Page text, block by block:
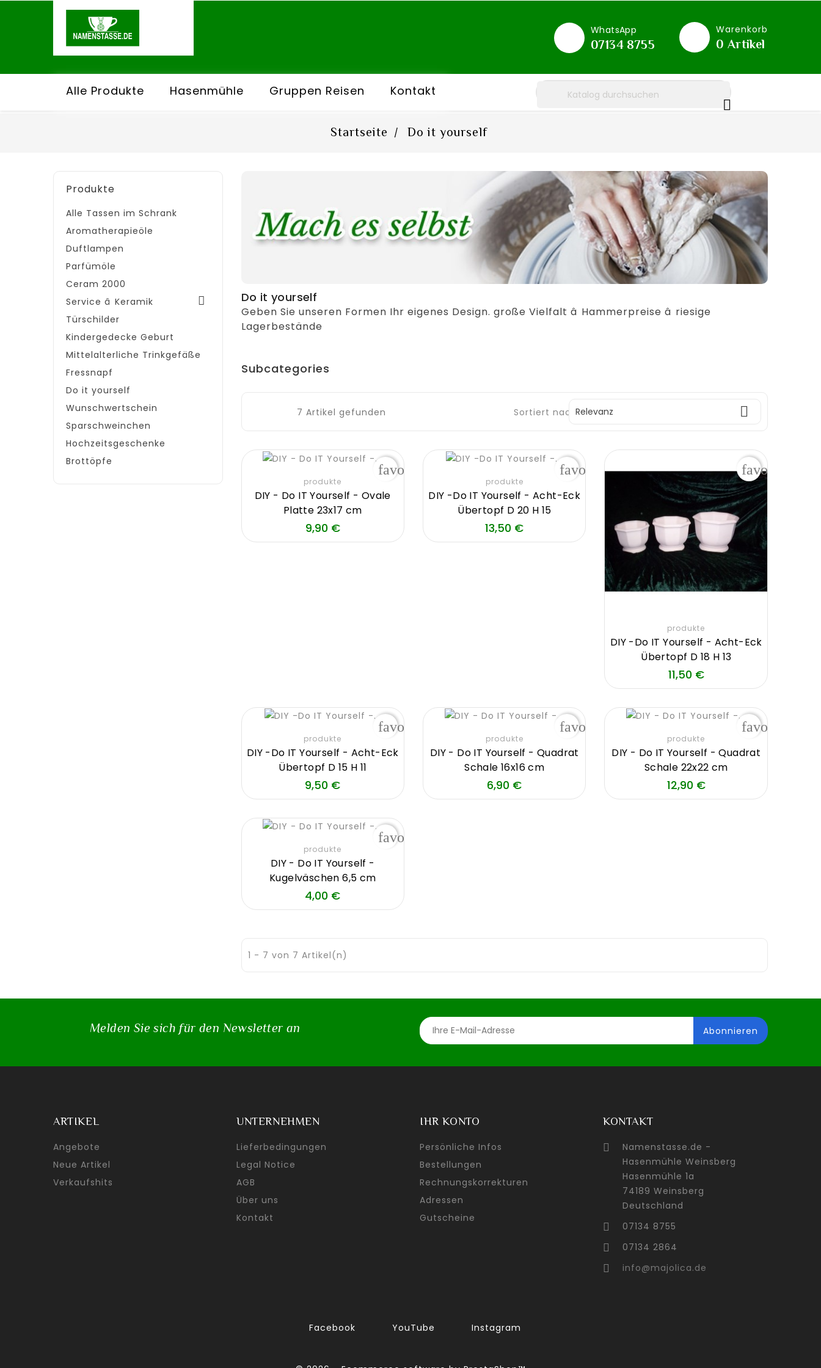
Warenkorb
0 Artikel
WhatsApp
07134 8755

Alle Produkte Hasenmühle Gruppen Reisen Kontakt
Startseite Do it yourself
Produkte
Alle Tassen im Schrank
Aromatherapieöle
Duftlampen
Parfümöle
Ceram 2000
Service â Keramik

Türschilder
Kindergedecke Geburt
Mittelalterliche Trinkgefäße
Fressnapf
Do it yourself
Wunschwertschein
Sparschweinchen
Hochzeitsgeschenke
Brottöpfe
Do it yourself
Geben Sie unseren Formen Ihr eigenes Design. große Vielfalt â Hammerpreise â riesige
Lagerbestände
Subcategories
7 Artikel gefunden Sortiert nach:Relevanz 
produkte
DIY - Do IT Yourself - Ovale
Platte 23x17 cm
9,90 €Preis
favorite_border
produkte
DIY -Do IT Yourself - Acht-Eck
Übertopf D 20 H 15
13,50 €Preis
favorite_border
produkte
DIY -Do IT Yourself - Acht-Eck
Übertopf D 18 H 13
11,50 €Preis
produkte
DIY -Do IT Yourself - Acht-Eck
Übertopf D 15 H 11
9,50 €Preis
favorite_border
produkte
DIY - Do IT Yourself - Quadrat
Schale 16x16 cm
6,90 €Preis
favorite_border
produkte
DIY - Do IT Yourself - Quadrat
Schale 22x22 cm
12,90 €Preis
produkte
DIY - Do IT Yourself -
Kugelväschen 6,5 cm
4,00 €Preis
favorite_border
1 - 7 von 7 Artikel(n)
Melden Sie sich für den Newsletter an
ARTIKEL
Angebote
Neue Artikel
Verkaufshits
UNTERNEHMEN
Lieferbedingungen
Legal Notice
AGB
Über uns
Kontakt
IHR KONTO
Persönliche Infos
Bestellungen
Rechnungskorrekturen
Adressen
Gutscheine
KONTAKT

Namenstasse.de -
Hasenmühle Weinsberg
Hasenmühle 1a
74189 Weinsberg
Deutschland

07134 8755

07134 2864

info@majolica.de
Facebook YouTube Instagram